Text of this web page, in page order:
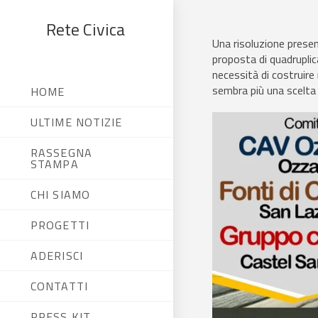
Rete Civica
HOME
ULTIME NOTIZIE
RASSEGNA
STAMPA
CHI SIAMO
PROGETTI
ADERISCI
CONTATTI
Una risoluzione
proposta di
necessità di costruire
sembra più una